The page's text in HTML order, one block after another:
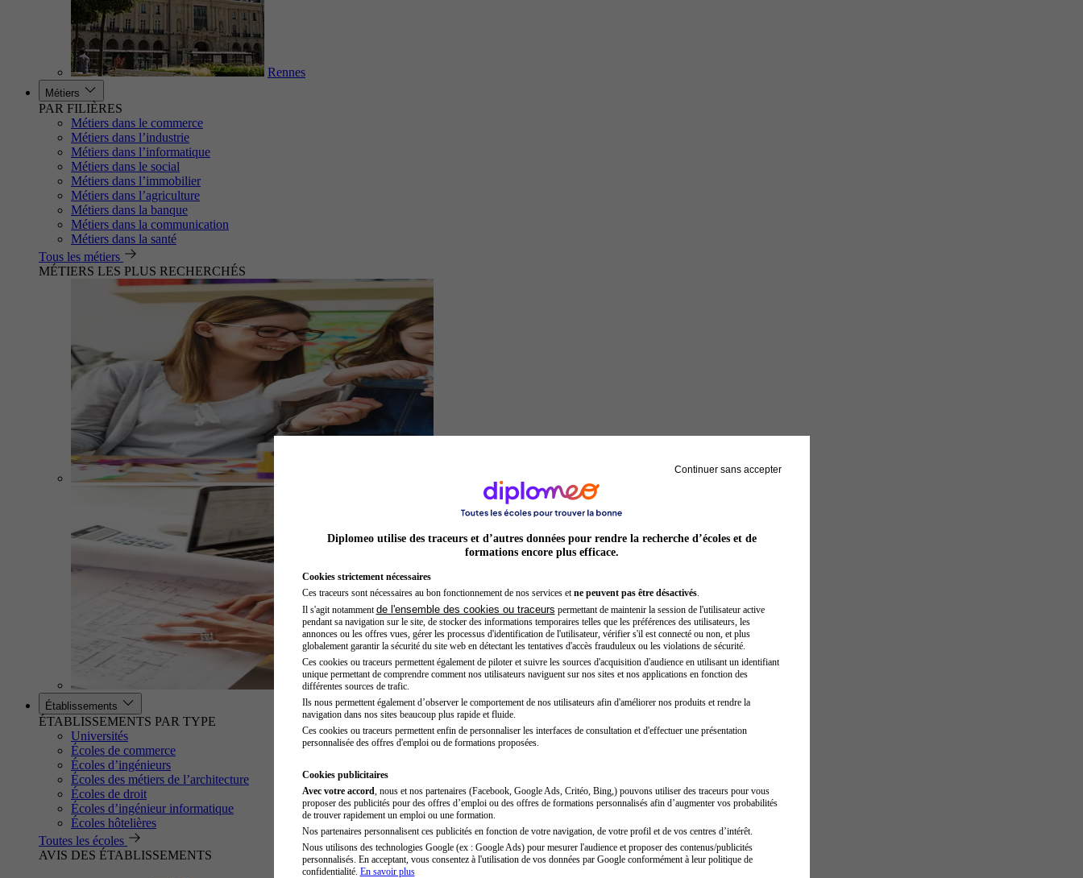
Rennes
Métiers
PAR FILIÈRES
Métiers dans le commerce
Métiers dans l’industrie
Métiers dans l’informatique
Métiers dans le social
Métiers dans l’immobilier
Métiers dans l’agriculture
Métiers dans la banque
Métiers dans la communication
Métiers dans la santé
Tous les métiers
MÉTIERS LES PLUS RECHERCHÉS
Auxiliaire de puériculture
Établissements
ÉTABLISSEMENTS PAR TYPE
Universités
Écoles de commerce
Écoles d’ingénieurs
Écoles des métiers de l’architecture
Écoles de droit
Écoles d’ingénieur informatique
Écoles hôtelières
Toutes les écoles
AVIS DES ÉTABLISSEMENTS
Continuer sans accepter
Diplomeo utilise des traceurs et d’autres données pour rendre la recherche d’écoles et de
formations encore plus efficace.
Cookies strictement nécessaires
Ces traceurs sont nécessaires au bon fonctionnement de nos services et ne peuvent pas être désactivés.
Il s'agit notamment de l'ensemble des cookies ou traceurs permettant de maintenir la session de l'utilisateur active
pendant sa navigation sur le site, de stocker des informations temporaires telles que les préférences des utilisateurs, les
annonces ou les offres vues, gérer les processus d'identification de l'utilisateur, vérifier s'il est connecté ou non, et plus
globalement garantir la sécurité du site web en détectant les tentatives d'accès frauduleux ou les violations de sécurité.
Ces cookies ou traceurs permettent également de piloter et suivre les sources d'acquisition d'audience en utilisant un identifiant
unique permettant de comprendre comment nos utilisateurs naviguent sur nos sites et nos applications en fonction des
différentes sources de trafic.
Ils nous permettent également d’observer le comportement de nos utilisateurs afin d'améliorer nos produits et rendre la
navigation dans nos sites beaucoup plus rapide et fluide.
Ces cookies ou traceurs permettent enfin de personnaliser les interfaces de consultation et d'effectuer une présentation
personnalisée des offres d'emploi ou de formations proposées.
Cookies publicitaires
Avec votre accord , nous et nos partenaires (Facebook, Google Ads, Critéo, Bing,) pouvons utiliser des traceurs pour vous
proposer des publicités pour des offres d’emploi ou des offres de formations personnalisés afin d’augmenter vos probabilités
de trouver rapidement un emploi ou une formation.
Nos partenaires personnalisent ces publicités en fonction de votre navigation, de votre profil et de vos centres d’intérêt.
Nous utilisons des technologies Google (ex : Google Ads) pour mesurer l'audience et proposer des contenus/publicités
personnalisés. En acceptant, vous consentez à l'utilisation de vos données par Google conformément à leur politique de
confidentialité. En savoir plus